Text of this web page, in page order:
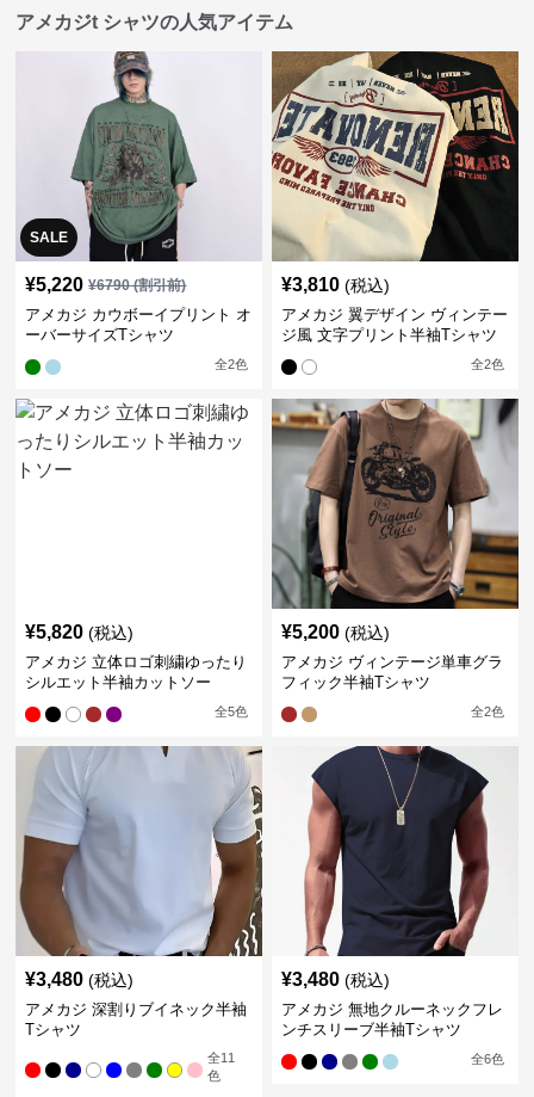
アメカジt シャツの人気アイテム
SALE
¥5,220 ¥6790(割引前)
アメカジ カウボーイプリント オ
ーバーサイズTシャツ
全2色
¥3,810 (税込)
アメカジ 翼デザイン ヴィンテー
ジ風 文字プリント半袖Tシャツ
全2色
¥5,820 (税込)
アメカジ 立体ロゴ刺繍ゆったり
シルエット半袖カットソー
全5色
¥5,200 (税込)
アメカジ ヴィンテージ単車グラ
フィック半袖Tシャツ
全2色
¥3,480 (税込)
アメカジ 深割りブイネック半袖
Tシャツ
全11
色
¥3,480 (税込)
アメカジ 無地クルーネックフレ
ンチスリーブ半袖Tシャツ
全6色